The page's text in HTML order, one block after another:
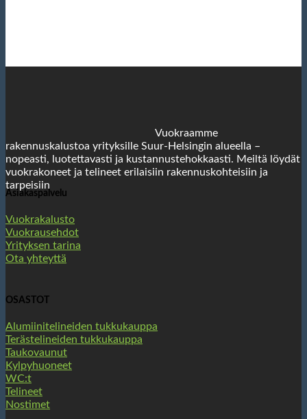
Vuokraamme
rakennuskalustoa yrityksille Suur-Helsingin alueella –
nopeasti, luotettavasti ja kustannustehokkaasti. Meiltä löydät
vuokrakoneet ja telineet erilaisiin rakennuskohteisiin ja
tarpeisiin
Asiakaspalvelu
Vuokrakalusto
Vuokrausehdot
Yrityksen tarina
Ota yhteyttä
OSASTOT
Alumiinitelineiden tukkukauppa
Terästelineiden tukkukauppa
Taukovaunut
Kylpyhuoneet
WC:t
Telineet
Nostimet